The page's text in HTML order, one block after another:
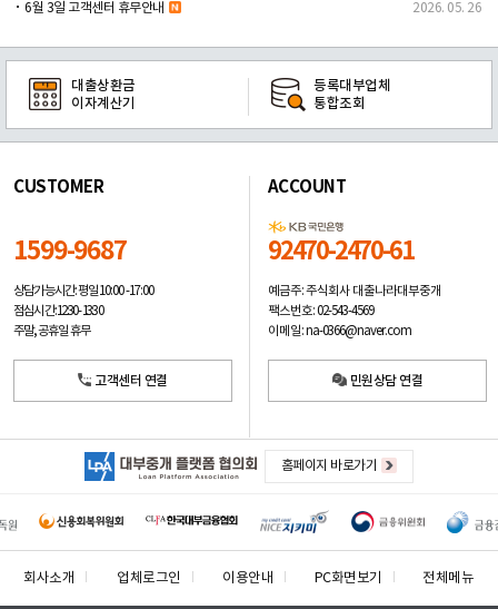
6월 3일 고객센터 휴무안내 2026. 05. 26
대출상환금
이자계산기
등록대부업체
통합조회
CUSTOMER
1599-9687
상담가능시간: 평일10:00 -17:00
점심시간: 12:30 - 13:30
주말, 공휴일 휴무
고객센터 연결
ACCOUNT
92470-2470-61
예금주: 주식회사 대출나라대부중개
팩스번호: 02-543-4569
이메일: na-0366@naver.com
민원상담 연결
홈페이지 바로가기
회사소개 업체로그인 이용안내 PC화면보기 전체메뉴